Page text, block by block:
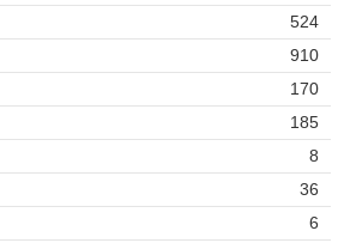
524
910
170
185
8
36
6